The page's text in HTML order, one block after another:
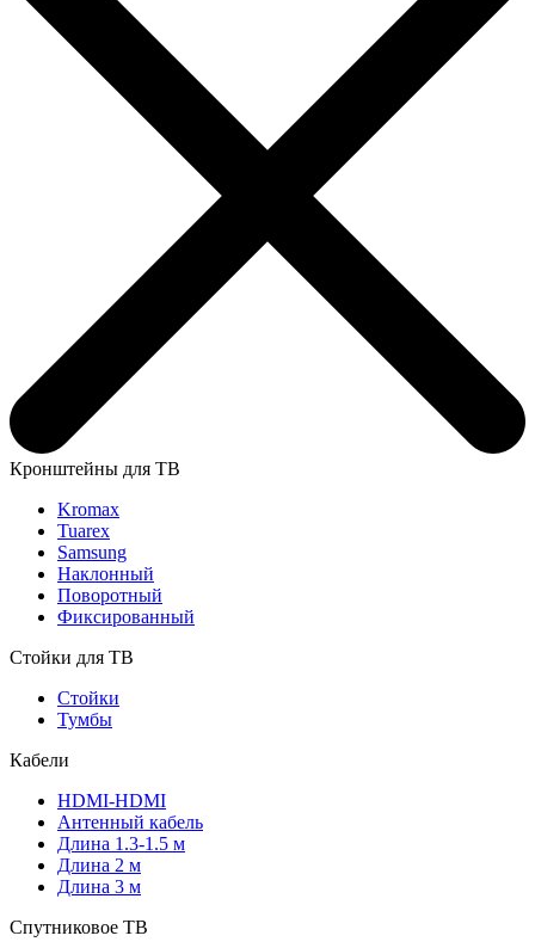
Кронштейны для ТВ
Kromax
Tuarex
Samsung
Наклонный
Поворотный
Фиксированный
Стойки для ТВ
Стойки
Тумбы
Кабели
HDMI-HDMI
Антенный кабель
Длина 1.3-1.5 м
Длина 2 м
Длина 3 м
Спутниковое ТВ